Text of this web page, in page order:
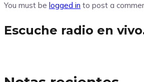
You must be logged in to post a
Escuche radio en